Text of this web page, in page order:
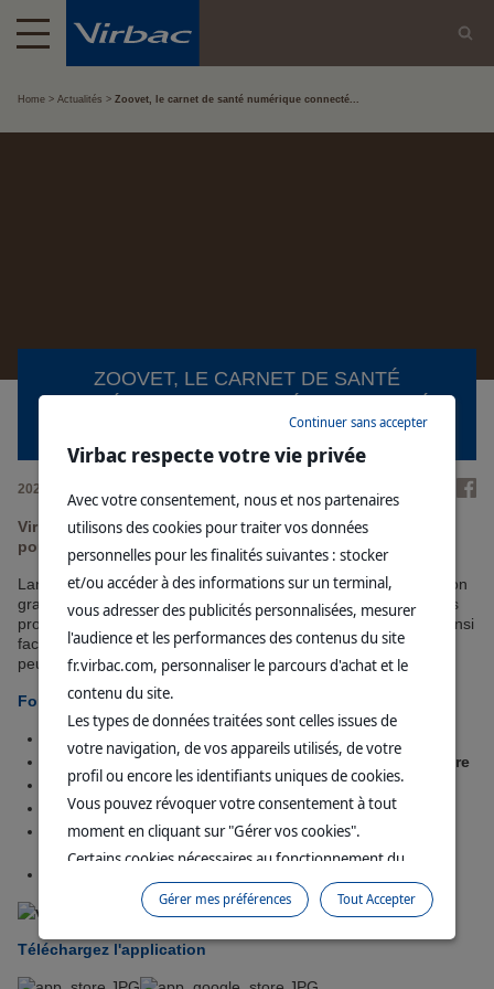
Home Actualités Zoovet, le carnet de santé numérique connecté...
ZOOVET, LE CARNET DE SANTÉ
AVEC VOTRE VÉTÉRINAIRE
2023/01/23
Virbac vous propose de découvrir la nouvelle application
pour le suivi de la santé de vos animaux :
Zoovet
Lancée en 2022 par des vétérinaires, Zoovet est une application
gratuite qui permet de rapprocher les cliniques vétérinaires des
propriétaires par le biais du carnet de santé. L’application va ainsi
faciliter les échanges et le suivi médical puisque le vétérinaire
peut renseigner des informations sur votre animal.
Fonctionnalités de l'application
Enregistrement d'alertes et traitements
Suivis et rappels : vaccination, traitement antiparasitaire
Alertes en cas de signe clinique sur l'animal
Signalement de maladies chroniques
Suivi du poids, archivages des données médicales,
agenda
Téléchargez l'application
Virbac respecte votre vie privée
Avec votre consentement, nous et nos partenaires
utilisons des cookies pour traiter vos données
personnelles pour les finalités suivantes : stocker
et/ou accéder à des informations sur un terminal,
vous adresser des publicités personnalisées, mesurer
l'audience et les performances des contenus du site
fr.virbac.com, personnaliser le parcours d'achat et le
contenu du site.
Les types de données traitées sont celles issues de
votre navigation, de vos appareils utilisés, de votre
profil ou encore les identifiants uniques de cookies.
Vous pouvez révoquer votre consentement à tout
moment en cliquant sur "Gérer vos cookies".
Certains cookies nécessaires au fonctionnement du
site sont déposés sans votre consentement. Ils
permettent et facilitent votre navigation sur le site. En
cliquant sur “Continuer sans accepter” aucun cookie
Continuer sans accepter
Tout Accepter
Gérer mes préférences